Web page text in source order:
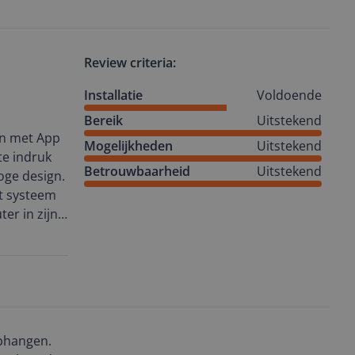
werden
een
De
Surfen
met
indruk
design.
systeem
in zijn
met de
met App
Review criteria:
Installatie
Voldoende
Bereik
Uitstekend
Mogelijkheden
Uitstekend
Betrouwbaarheid
Uitstekend